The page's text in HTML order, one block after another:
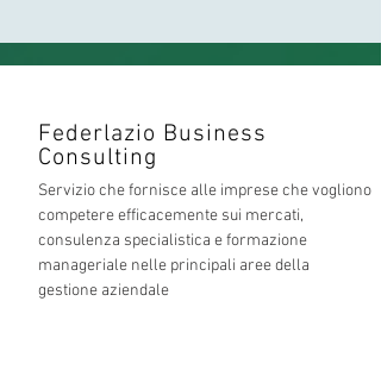
Federlazio Business
Consulting
Servizio che fornisce alle imprese che vogliono
competere efficacemente sui mercati,
consulenza specialistica e formazione
manageriale nelle principali aree della
gestione aziendale